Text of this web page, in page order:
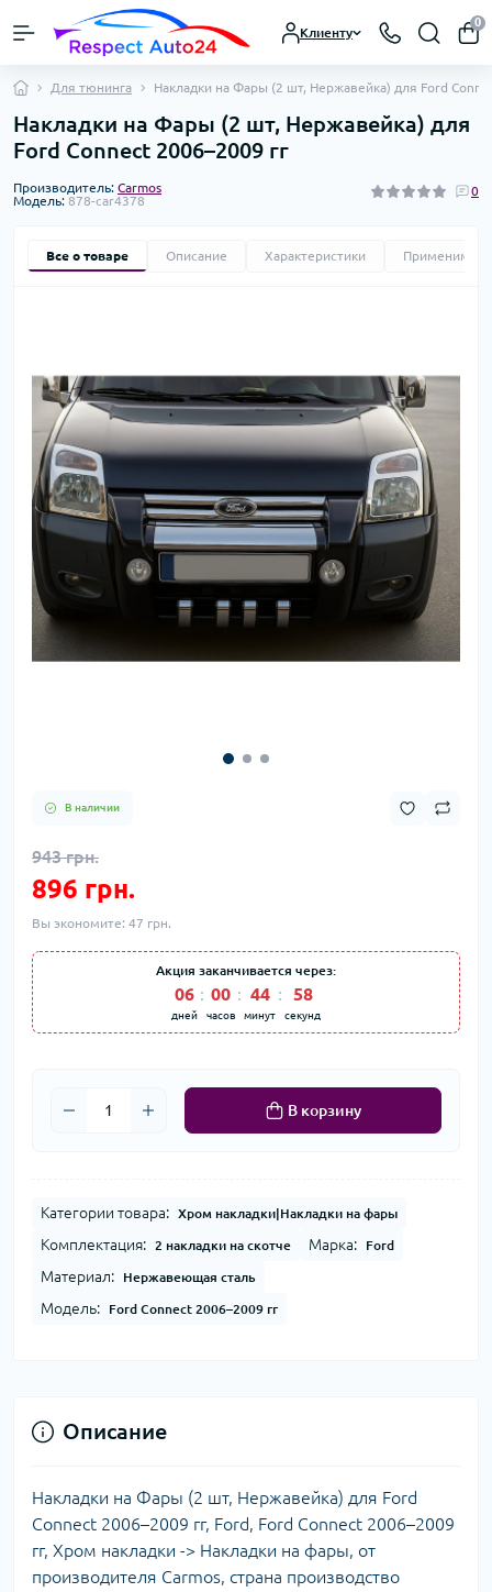
Клиенту
0
Для тюнинга Накладки на Фары (2 шт, Нержавейка) для Ford
Накладки на Фары (2 шт, Нержавейка) для
Ford Connect 2006–2009 гг
Производитель: Carmos
Модель: 878-car4378
0
Все о товаре Описание Характеристики
В наличии
943 грн.
896 грн.
Вы экономите: 47 грн.
Акция заканчивается через:
06
дней
00
часов
44
минут
58
секунд
В корзину
Категории товара: Хром накладки|Накладки на фары
Комплектация: 2 накладки на скотче Марка: Ford
Материал: Нержавеющая сталь
Модель: Ford Connect 2006–2009 гг
Описание
Накладки на Фары (2 шт, Нержавейка) для Ford
Connect 2006–2009 гг, Ford, Ford Connect 2006–2009
гг, Хром накладки -> Накладки на фары, от
производителя Carmos, страна производство